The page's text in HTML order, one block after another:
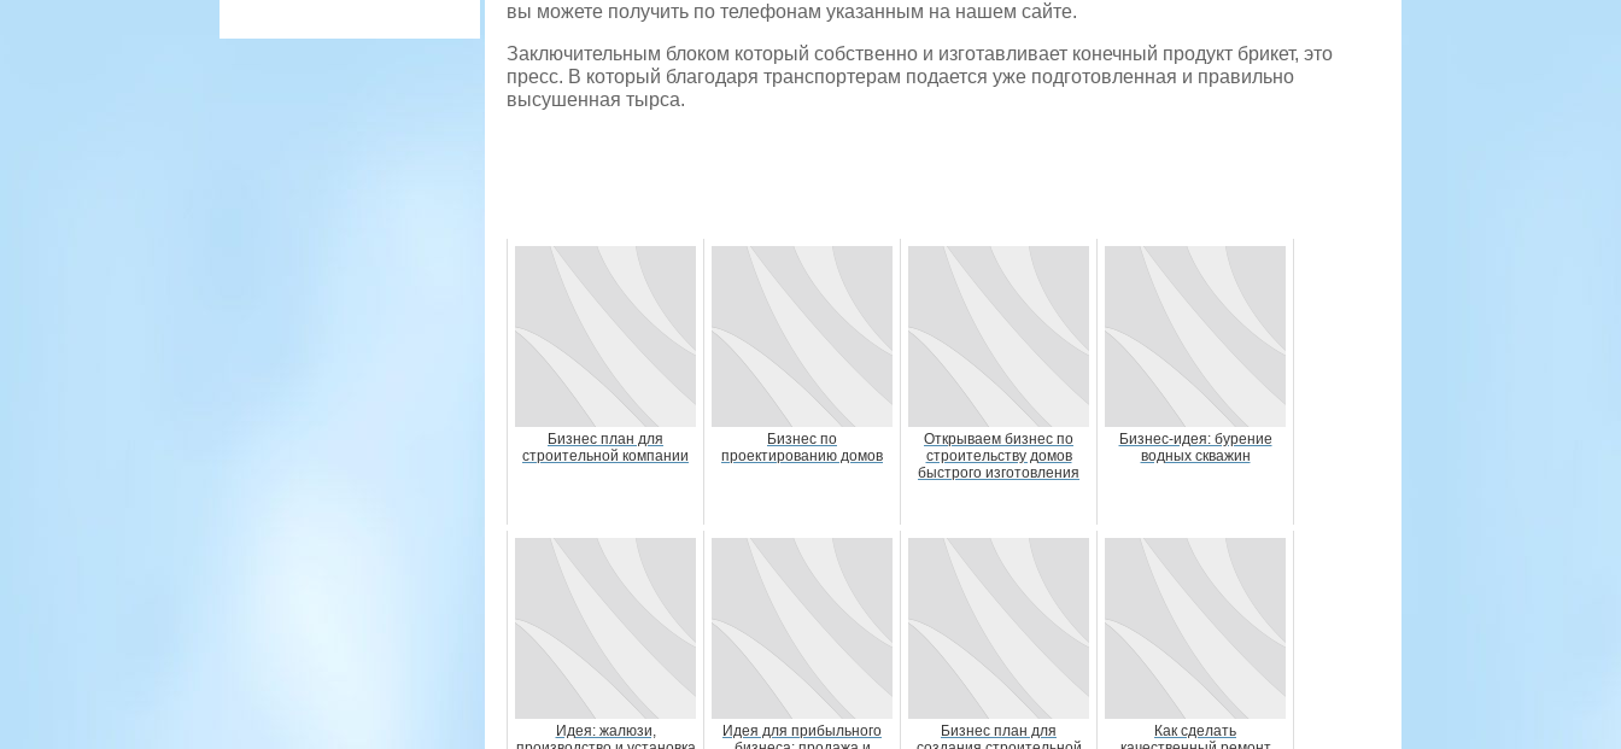
вы можете получить по телефонам указанным на нашем сайте.
Заключительным блоком который собственно и изготавливает конечный продукт брикет, это
пресс. В который благодаря транспортерам подается уже подготовленная и правильно
высушенная тырса.
Бизнес план для
строительной компании
Бизнес по
проектированию домов
Открываем бизнес по
строительству домов
быстрого изготовления
Бизнес-идея: бурение
водных скважин
Идея: жалюзи,
Идея для прибыльного
Бизнес план для
Как сделать